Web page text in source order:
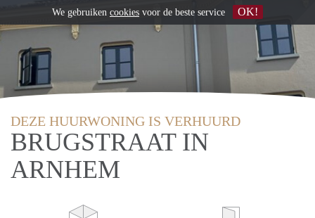
DEZE HUURWONING IS VERHUURD
BRUGSTRAAT IN
ARNHEM
We gebruiken cookies voor de beste service OK!